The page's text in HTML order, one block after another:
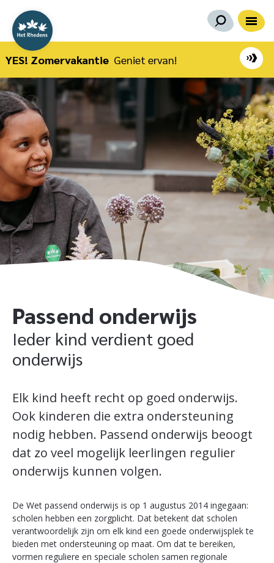
YES! Zomervakantie Geniet ervan!
Passend onderwijs
Ieder kind verdient goed
onderwijs
Elk kind heeft recht op goed onderwijs.
Ook kinderen die extra ondersteuning
nodig hebben. Passend onderwijs beoogt
dat zo veel mogelijk leerlingen regulier
onderwijs kunnen volgen.
De Wet passend onderwijs is op 1 augustus 2014 ingegaan:
scholen hebben een zorgplicht. Dat betekent dat scholen
verantwoordelijk zijn om elk kind een goede onderwijsplek te
bieden met ondersteuning op maat. Om dat te bereiken,
vormen reguliere en speciale scholen samen regionale